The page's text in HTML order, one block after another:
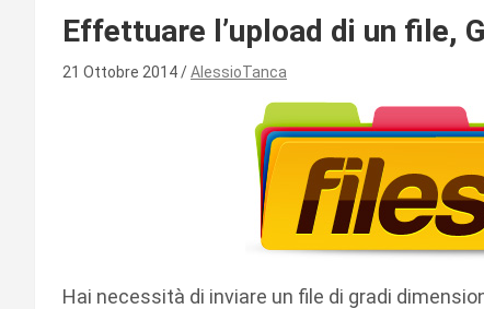
Effettuare l’upload di un file,
21 Ottobre 2014 AlessioTanca
Hai necessità di inviare un file di gradi